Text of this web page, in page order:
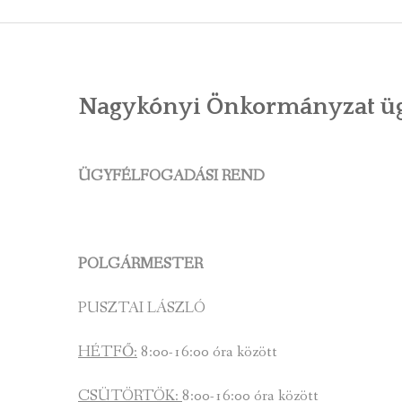
Nagykónyi Önkormányzat
ÜGYFÉLFOGADÁSI REND
POLGÁRMESTER
PUSZTAI LÁSZLÓ
HÉTFŐ:8:00-16:00 óra között
CSÜTÖRTÖK:8:00-16:00 óra között